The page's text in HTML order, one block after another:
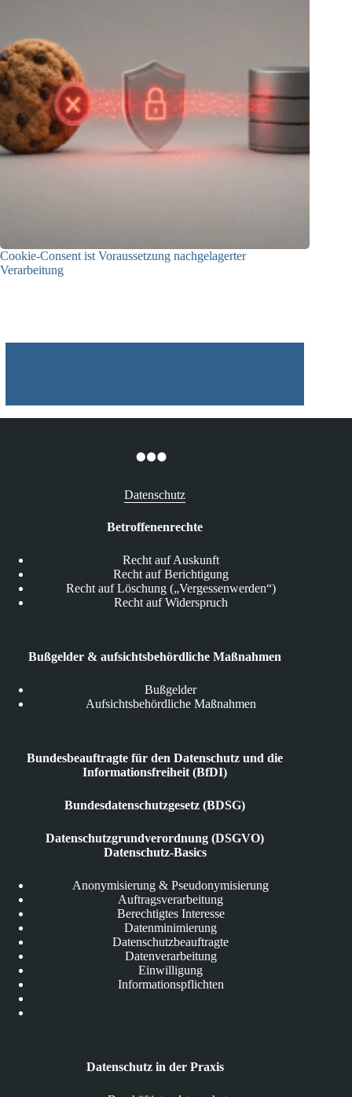
Cookie-Consent ist Voraussetzung nachgelagerter
Verarbeitung
Datenschutz
Betroffenenrechte
Recht auf Auskunft
Recht auf Berichtigung
Recht auf Löschung („Vergessenwerden“)
Recht auf Widerspruch
Bußgelder & aufsichtsbehördliche Maßnahmen
Bußgelder
Aufsichtsbehördliche Maßnahmen
Bundesbeauftragte für den Datenschutz und die
Informationsfreiheit (BfDI)
Bundesdatenschutzgesetz (BDSG)
Datenschutzgrundverordnung (DSGVO)
Datenschutz-Basics
Anonymisierung & Pseudonymisierung
Auftragsverarbeitung
Berechtigtes Interesse
Datenminimierung
Datenschutzbeauftragte
Datenverarbeitung
Einwilligung
Informationspflichten
Datenschutz in der Praxis